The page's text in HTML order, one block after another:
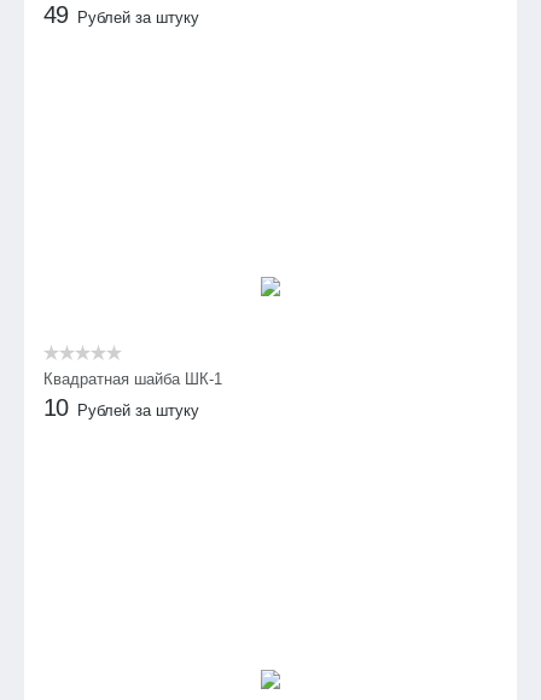
49 Рублей за штуку
Квадратная шайба ШК-1
10 Рублей за штуку